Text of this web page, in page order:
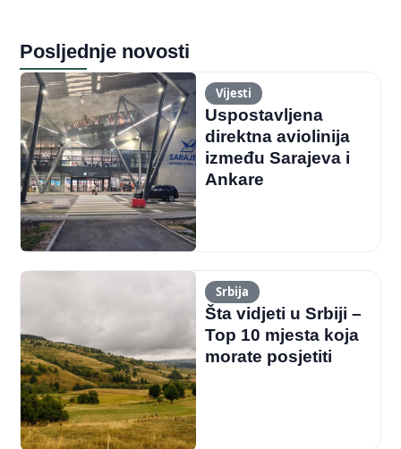
Posljednje novosti
Vijesti
Uspostavljena
direktna aviolinija
između Sarajeva i
Ankare
Srbija
Šta vidjeti u Srbiji –
Top 10 mjesta koja
morate posjetiti